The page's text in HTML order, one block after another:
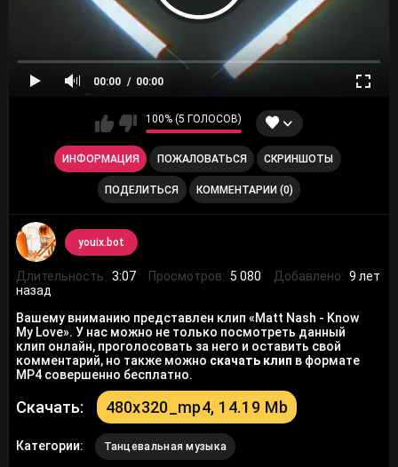
00:00 00:00
100% (5 ГОЛОСОВ)
ИНФОРМАЦИЯ ПОЖАЛОВАТЬСЯ СКРИНШОТЫ
ПОДЕЛИТЬСЯ КОММЕНТАРИИ (0)
youix.bot
Длительность: 3:07 Просмотров: 5 080 Добавлено: 9 лет
назад
Вашему вниманию представлен клип «Matt Nash - Know
My Love». У нас можно не только посмотреть данный
клип онлайн, проголосовать за него и оставить свой
комментарий, но также можно скачать клип в формате
MP4 совершенно бесплатно.
Скачать: 480x320_mp4, 14.19 Mb
Категории: Танцевальная музыка